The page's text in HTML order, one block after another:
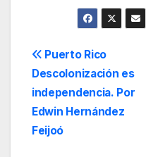
Navegación
de
entradas
Puerto Rico
Descolonización es
independencia. Por
Edwin Hernández
Feijoó